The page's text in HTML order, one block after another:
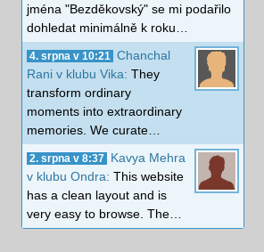
jména "Bezděkovský" se mi podařilo
dohledat minimálně k roku…
4. srpna v 10:21
Chanchal
Rani v klubu Vika: They
transform ordinary
moments into extraordinary
memories. We curate…
2. srpna v 8:37
Kavya Mehra
v klubu Ondra: This website
has a clean layout and is
very easy to browse. The…